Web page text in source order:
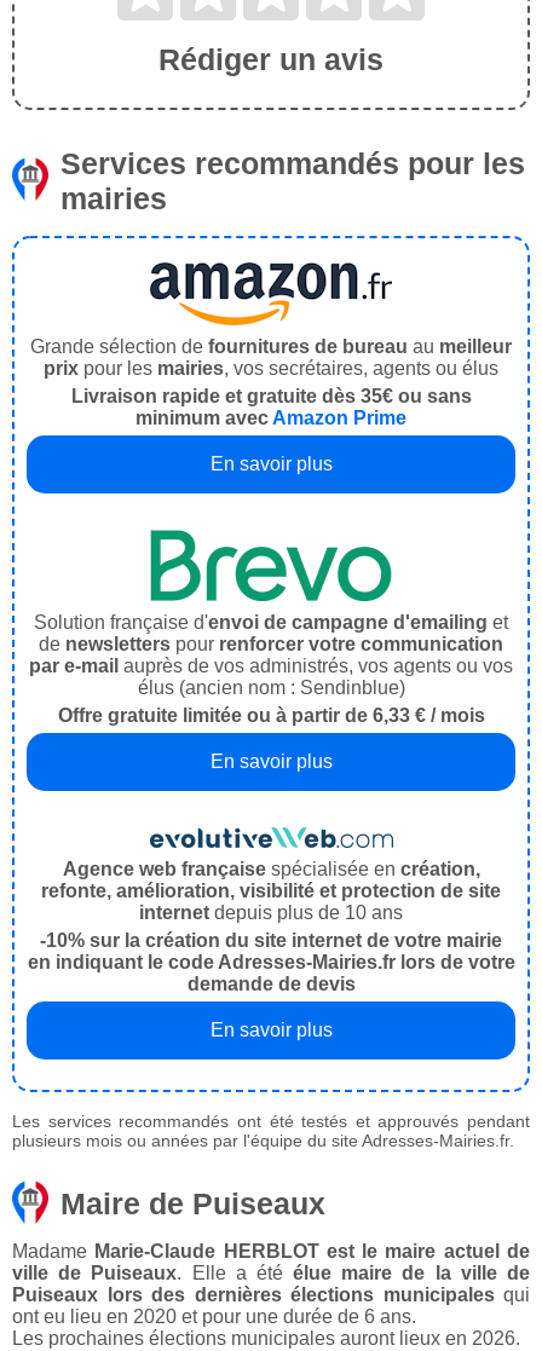
Rédiger un avis
Services recommandés pour les
mairies
Grande sélection de fournitures de bureau au meilleur
prix pour les mairies, vos secrétaires, agents ou élus
Livraison rapide et gratuite dès 35€ ou sans
minimum avecAmazon Prime
En savoir plus
Solution française d'envoi de campagne d'emailing et
de newsletters pour renforcer votre communication
par e-mail auprès de vos administrés, vos agents ou vos
élus (ancien nom : Sendinblue)
Offre gratuite limitée ou à partir de 6,33 € / mois
En savoir plus
Agence web françaisespécialisée en création,
refonte, amélioration, visibilité et protection de site
internet depuis plus de 10 ans
-10% sur la création du site internet de votre mairie
en indiquant le code Adresses-Mairies.fr lors de votre
demande de devis
En savoir plus
Les services recommandés ont été testés et approuvés pendant
plusieurs mois ou années par l'équipe du site Adresses-Mairies.fr.
Maire de Puiseaux
Madame Marie-Claude HERBLOT est le maire actuel de
ville de Puiseaux. Elle a étéélue maire de la ville de
Puiseaux lors des dernières élections municipalesqui
ont eu lieu en 2020 et pour une durée de 6 ans.
Les prochaines élections municipales auront lieux en 2026.